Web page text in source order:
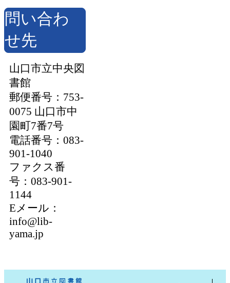
問い合わ
せ先
山口市立中央図
書館
郵便番号：753-
0075 山口市中
園町7番7号
電話番号：083-
901-1040
ファクス番
号：083-901-
1144
Eメール：
info@lib-
yama.jp